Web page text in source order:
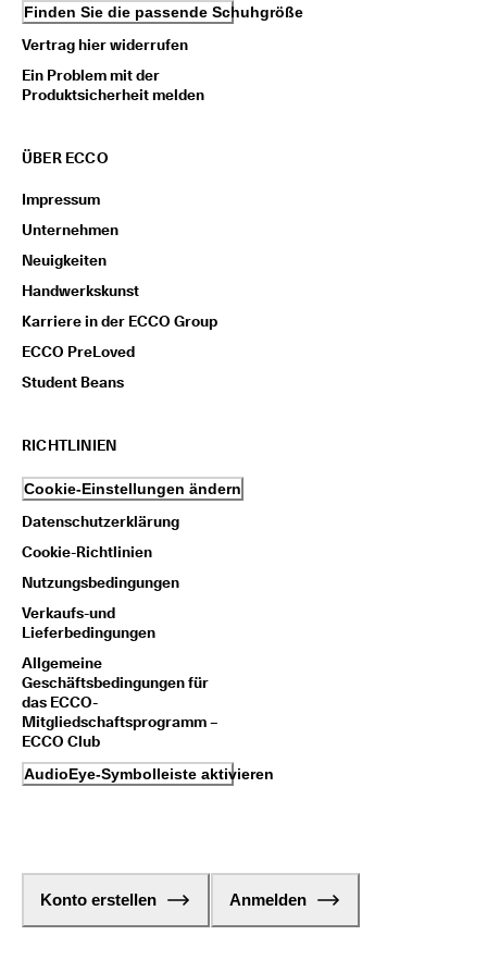
Finden Sie die passende Schuhgröße
Vertrag hier widerrufen
Ein Problem mit der
Produktsicherheit melden
ÜBER ECCO
Impressum
Unternehmen
Neuigkeiten
Handwerkskunst
Karriere in der ECCO Group
ECCO PreLoved
Student Beans
RICHTLINIEN
Cookie-Einstellungen ändern
Datenschutzerklärung
Cookie-Richtlinien
Nutzungsbedingungen
Verkaufs-und
Lieferbedingungen
Allgemeine
Geschäftsbedingungen für
das ECCO-
Mitgliedschaftsprogramm –
ECCO Club
AudioEye-Symbolleiste aktivieren
Konto erstellen Anmelden